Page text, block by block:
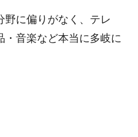
野に偏りがなく、テレ
・音楽など本当に多岐に